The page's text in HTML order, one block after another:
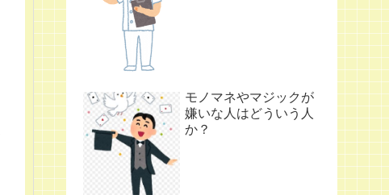
モノマネやマジックが
嫌いな人はどういう人
か？